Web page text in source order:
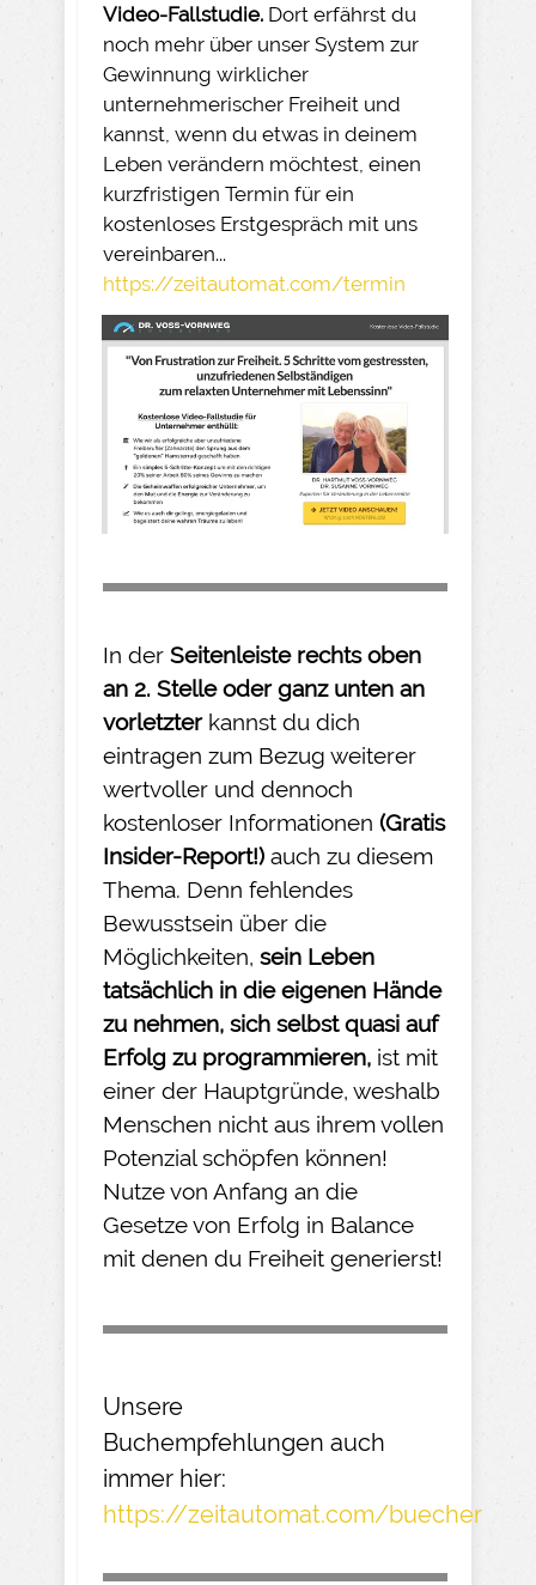
Video-Fallstudie. Dort erfährst du
noch mehr über unser System zur
Gewinnung wirklicher
unternehmerischer Freiheit und
kannst, wenn du etwas in deinem
Leben verändern möchtest, einen
kurzfristigen Termin für ein
kostenloses Erstgespräch mit uns
vereinbaren...
https://zeitautomat.com/termin
In der Seitenleiste rechts oben
an 2. Stelle oder ganz unten an
vorletzter kannst du dich
eintragen zum Bezug weiterer
wertvoller und dennoch
kostenloser Informationen (Gratis
Insider-Report!) auch zu diesem
Thema. Denn fehlendes
Bewusstsein über die
Möglichkeiten, sein Leben
tatsächlich in die eigenen Hände
zu nehmen, sich selbst quasi auf
Erfolg zu programmieren, ist mit
einer der Hauptgründe, weshalb
Menschen nicht aus ihrem vollen
Potenzial schöpfen können!
Nutze von Anfang an die
Gesetze von Erfolg in Balance
mit denen du Freiheit generierst!
Unsere
Buchempfehlungen auch
immer hier:
https://zeitautomat.com/buecher